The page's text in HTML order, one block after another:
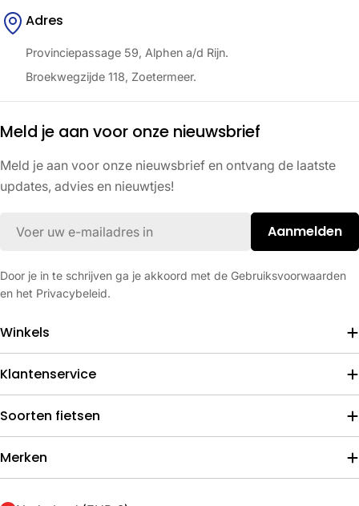
Adres
Provinciepassage 59, Alphen a/d Rijn.
Broekwegzijde 118, Zoetermeer.
Meld je aan voor onze nieuwsbrief
Meld je aan voor onze nieuwsbrief en ontvang de laatste
updates, advies en nieuwtjes!
Aanmelden
Door je in te schrijven ga je akkoord met de Gebruiksvoorwaarden
en het Privacybeleid.
Winkels
Klantenservice
Soorten fietsen
Merken